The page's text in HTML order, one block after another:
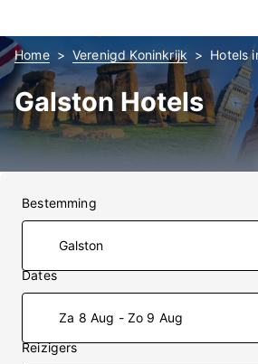
Home Verenigd Koninkrijk Hotels
Galston Hotels
Bestemming
Dates
Za 8 Aug - Zo 9 Aug
Reizigers